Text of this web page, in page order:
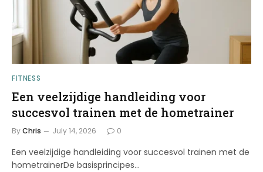
FITNESS
Een veelzijdige handleiding voor
succesvol trainen met de hometrainer
ByChris July 14, 2026 0
Een veelzijdige handleiding voor succesvol trainen met de
hometrainerDe basisprincipes…